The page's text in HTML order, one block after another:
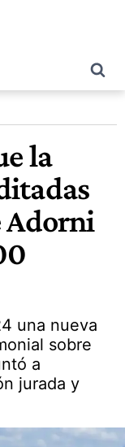
la
Adorni
una nueva
sobre
a
jurada y